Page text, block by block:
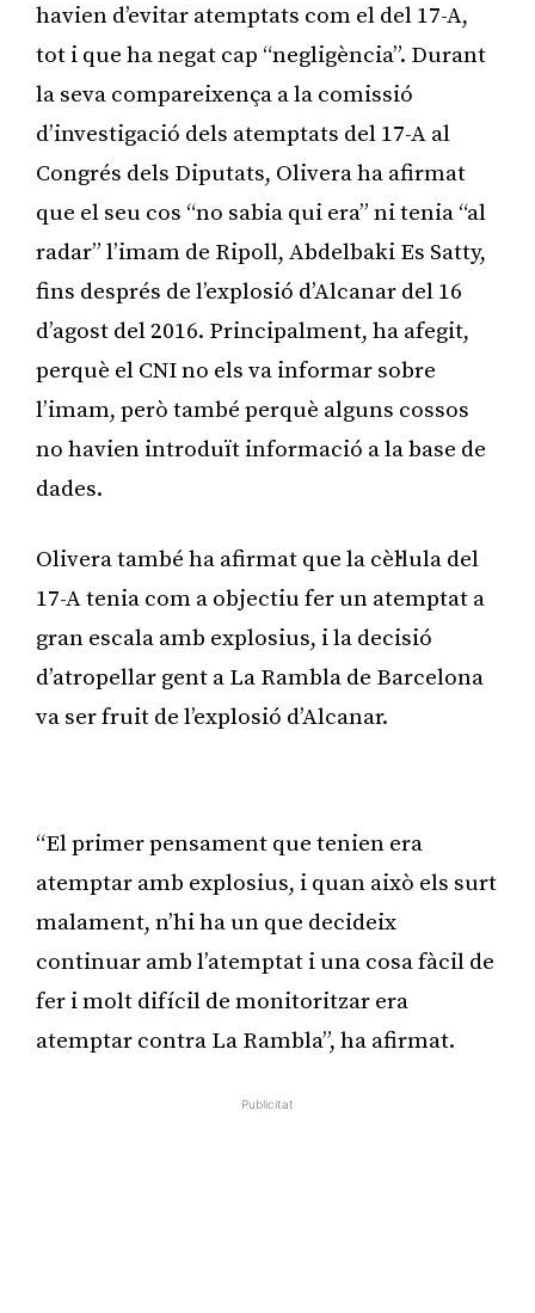
havien d’evitar atemptats com el del 17-A,
tot i que ha negat cap “negligència”. Durant
la seva compareixença a la comissió
d’investigació dels atemptats del 17-A al
Congrés dels Diputats, Olivera ha afirmat
que el seu cos “no sabia qui era” ni tenia “al
radar” l’imam de Ripoll, Abdelbaki Es Satty,
fins després de l’explosió d’Alcanar del 16
d’agost del 2016. Principalment, ha afegit,
perquè el CNI no els va informar sobre
l’imam, però també perquè alguns cossos
no havien introduït informació a la base de
dades.
Olivera també ha afirmat que la cèl·lula del
17-A tenia com a objectiu fer un atemptat a
gran escala amb explosius, i la decisió
d’atropellar gent a La Rambla de Barcelona
va ser fruit de l’explosió d’Alcanar.
“El primer pensament que tenien era
atemptar amb explosius, i quan això els surt
malament, n’hi ha un que decideix
continuar amb l’atemptat i una cosa fàcil de
fer i molt difícil de monitoritzar era
atemptar contra La Rambla”, ha afirmat.
Publicitat